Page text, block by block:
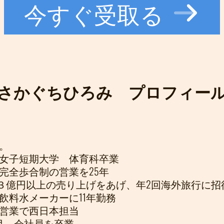
今すぐ受取る
かぐちひろみ プロフィー
子短期大学 体育科卒業
全歩合制の営業を25年
億円以上の売り上げをあげ、年2回海外旅行に招
料水メーカーに11年勤務
業で西日本担当